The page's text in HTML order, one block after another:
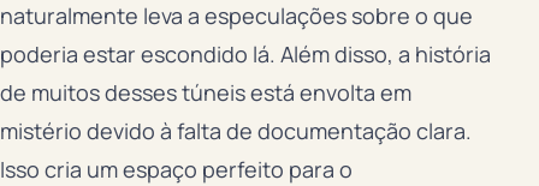
naturalmente leva a especulações sobre o que
poderia estar escondido lá. Além disso, a história
de muitos desses túneis está envolta em
mistério devido à falta de documentação clara.
Isso cria um espaço perfeito para o